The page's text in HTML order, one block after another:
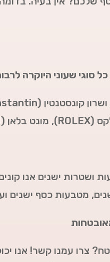
סוגי שעוני היוקרה
ושרון קונסטנטין (Vacheron Constantin),
(
ROLEX
), מונט בלאן (
ושטרות ישנים אנו
מטבעות כסף ישנים
צרו עמנו קשר! אנו